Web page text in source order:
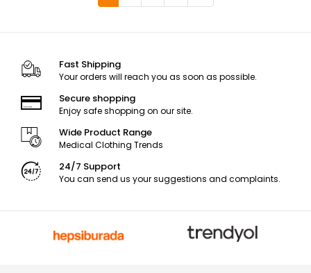
Fast Shipping
Your orders will reach you as soon as possible.
Secure shopping
Enjoy safe shopping on our site.
Wide Product Range
Medical Clothing Trends
24/7 Support
You can send us your suggestions and complaints.